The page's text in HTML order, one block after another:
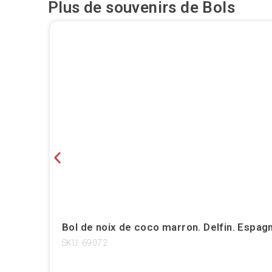
Plus de souvenirs de Bols
Bol de noix de coco marron. Delfin.
SKU: 69072